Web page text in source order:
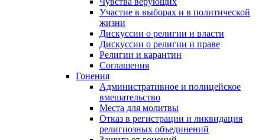
Участие в выборах и в политической
жизни
Дискуссии о религии и власти
Дискуссии о религии и праве
Религии и карантин
Соглашения
Гонения
Административное и полицейское
вмешательство
Места для молитвы
Отказ в регистрации и ликвидация
религиозных объединений